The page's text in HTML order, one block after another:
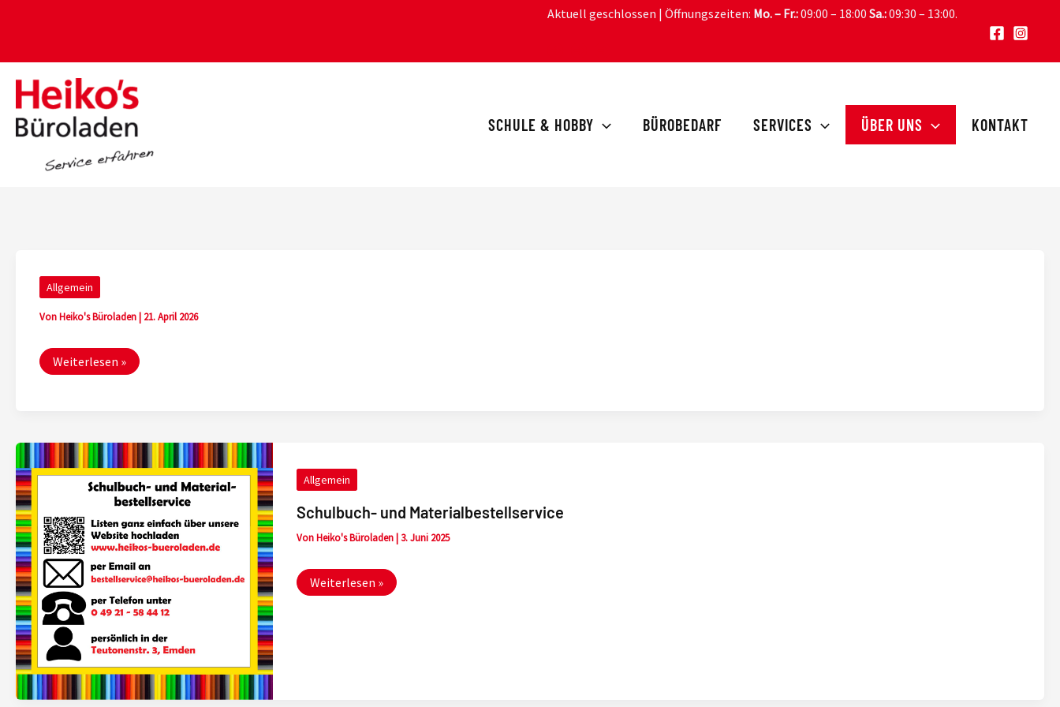
springen
Aktuell geschlossen | Öffnungszeiten: Mo. – Fr.:09:00 – 18:00 Sa.:09:30 – 13:00.
SCHULE & HOBBY BÜROBEDARF SERVICES ÜBER UNS KONTAKT
Allgemein
VonHeiko's Büroladen | 21. April 2026
Weiterlesen »
Allgemein
Schulbuch- und Materialbestellservice
VonHeiko's Büroladen | 3. Juni 2025
Schulbuch-
und
Weiterlesen »